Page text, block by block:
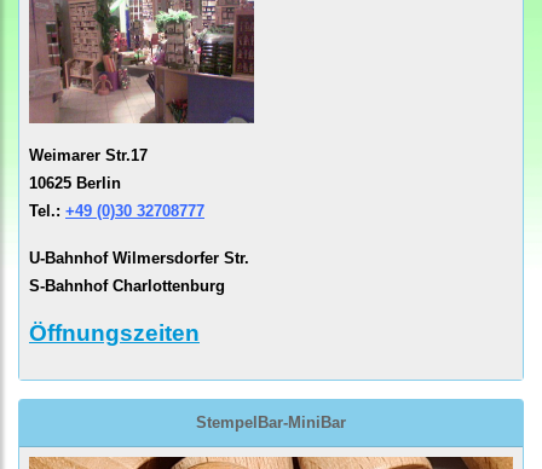
Weimarer Str.17
10625 Berlin
Tel.: +49 (0)30 32708777
U-Bahnhof Wilmersdorfer Str.
S-Bahnhof Charlottenburg
Öffnungszeiten
StempelBar-MiniBar